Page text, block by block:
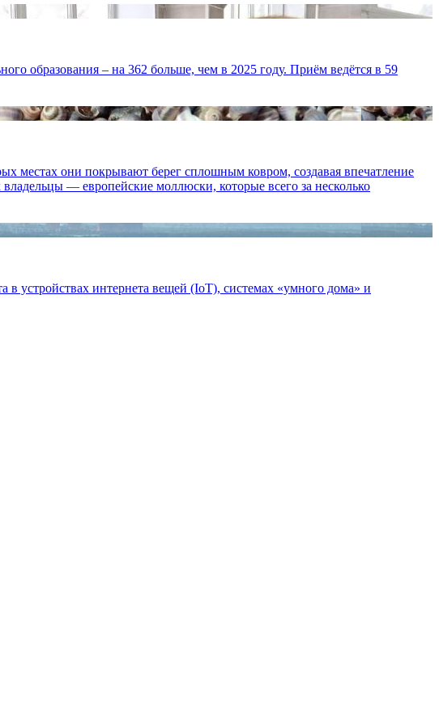
образования – на 362 больше, чем в 2025 году. Приём ведётся в 59
местах они покрывают берег сплошным ковром, создавая впечатление
— европейские моллюски, которые всего за несколько
в устройствах интернета вещей (IoT), системах «умного дома» и